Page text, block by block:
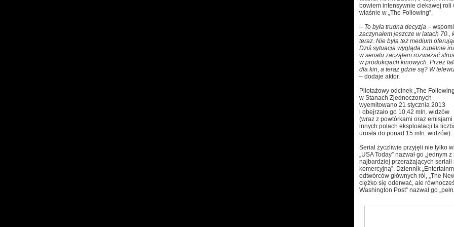
bowiem intensywnie ciekawej roli
właśnie w „The Following”.
– To była trudna decyzja –
zaczynałem jeszcze w latach 70.,
teraz. Nie była też medium
Dziś sytuacja wygląda zupełnie
w serialu zacząłem rozważać
w produkcjach kinowych. Przez
dla kin, a teraz gdzie są? W
– dodaje aktor.
Pilotażowy odcinek „The
w Stanach Zjednoczonych
wyemitowano 21 stycznia 2013
i obejrzało go 10,42 mln. widzów
(wraz z powtórkami oraz emisjami
innych polach eksploatacji ta
urosła do ponad 15 mln. widzów).
Serial życzliwie przyjęli nie tylko
„USA Today” nazwał go
najbardziej przerażających
komercyjną”. Dziennik
odtwórców głównych ról, „The
ciężko się oderwać, ale
Washington Post” nazwał go